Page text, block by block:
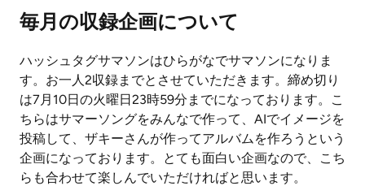
毎月の収録企画について
ハッシュタグサマソンはひらがなでサマソンになりま
す。お一人2収録までとさせていただきます。締め切り
は7月10日の火曜日23時59分までになっております。こ
ちらはサマーソングをみんなで作って、AIでイメージを
投稿して、ザキーさんが作ってアルバムを作ろうという
企画になっております。とても面白い企画なので、こち
らも合わせて楽しんでいただければと思います。